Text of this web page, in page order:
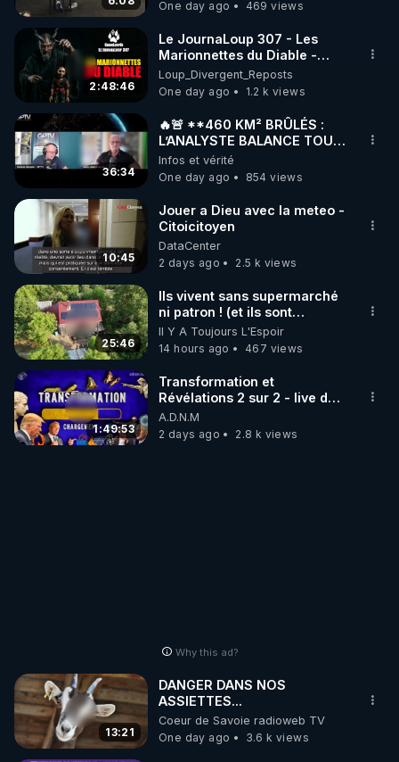
code : REGENERE10
▶ 30 jours gratuit sur l’application de méditation et
de bien-être ENVOL :
Rendez-vous sur https://www.envol.app/code
le code : REGENERE
One day ago 469 views
2:48:46
Le JournaLoup 307 - Les
Marionnettes du Diable -
Loup Divergent 2026.08.07
Loup_Divergent_Reposts
One day ago
1.2 k views
36:34
🔥🚨 **460 KM² BRÛLÉS :
L’ANALYSTE BALANCE TOUT
SUR CETTE IMPOSTURE !**
🔥🌲 | GPTV
Infos et vérité
One day ago
854 views
10:45
Jouer a Dieu avec la meteo -
Citoicitoyen
DataCenter
2 days ago
2.5 k views
25:46
Ils vivent sans supermarché
ni patron ! (et ils sont
heureux)
Il Y A Toujours L'Espoir
14 hours ago
467 views
1:49:53
Transformation et
Révélations 2 sur 2 - live du
07/08/26
A.D.N.M
2 days ago
2.8 k views
Why this ad?
13:21
DANGER DANS NOS
ASSIETTES...
Coeur de Savoie radioweb TV
One day ago
3.6 k views